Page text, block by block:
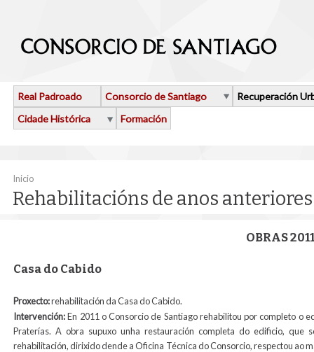
Real Padroado Consorcio de Santiago
Recuperación
Cidade Histórica
Formación
Vostede está aquí
Inicio
Rehabilitacións de anos anteriores
OBRAS 2011
Casa do Cabido
Proxecto:rehabilitación da Casa do Cabido.
Intervención:En 2011 o Consorcio de Santiago rehabilitou por completo o
Praterías. A obra supuxo unha restauración completa do edificio,
rehabilitación, dirixido dende a Oficina Técnica do Consorcio, respectou ao